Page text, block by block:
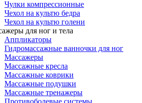
Чулки компрессионные
Чехол на культю бедра
Чехол на культю голени
для ног и тела
Аппликаторы
Гидромассажные ванночки для ног
Массажеры
Массажные кресла
Массажные коврики
Массажные подушки
Массажные тренажеры
Противоболевые системы